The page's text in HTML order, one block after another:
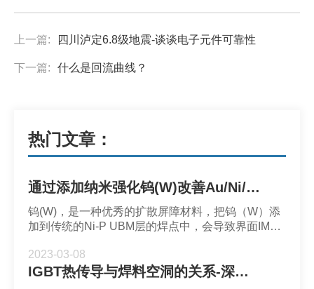
上一篇: 四川泸定6.8级地震-谈谈电子元件可靠性
下一篇: 什么是回流曲线？
热门文章：
通过添加纳米强化钨(W)改善Au/Ni/Cu焊盘上Sn57.6Bi0.4Ag焊点的时效和电迁移力学性能-深圳市福英达
钨(W)，是一种优秀的扩散屏障材料，把钨（W）添
加到传统的Ni-P UBM层的焊点中，会导致界面IMC
焊料中加入浓度为0.5wt%的W纳米颗粒，制备了
Sn57.6Bi0.4Ag焊料，研究Au/Ni/Cu焊盘上无W和含
2023-03-08
IGBT热传导与焊料空洞的关系-深圳福英达